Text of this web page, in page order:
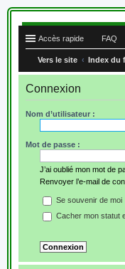
Accès rapide FAQ
Vers le site Index du
Connexion
Nom d’utilisateur :
Mot de passe :
J’ai oublié mon mot de
Renvoyer l’e-mail de
Se souvenir de moi
Cacher mon statut